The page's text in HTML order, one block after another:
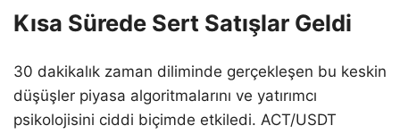
Kısa Sürede Sert Satışlar Geldi
30 dakikalık zaman diliminde gerçekleşen bu keskin
düşüşler piyasa algoritmalarını ve yatırımcı
psikolojisini ciddi biçimde etkiledi. ACT/USDT